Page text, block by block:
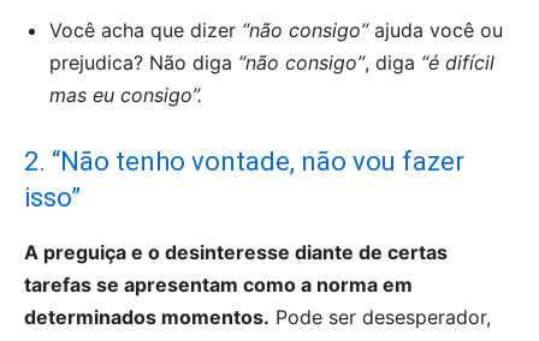
Você acha que dizer “não consigo”ajuda você ou
prejudica? Não diga “não consigo”, diga “é difícil
mas eu consigo”.
2. “Não tenho vontade, não vou fazer
isso”
A preguiça e o desinteresse diante de certas
tarefas se apresentam como a norma em
determinados momentos. Pode ser desesperador,